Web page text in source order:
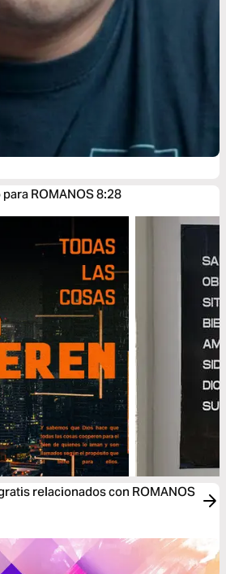
ROMANOS 8:28
relacionados con ROMANOS